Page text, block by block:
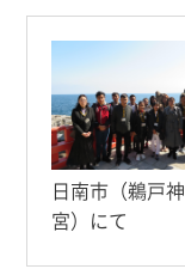
日南市（鵜戸神
宮）にて